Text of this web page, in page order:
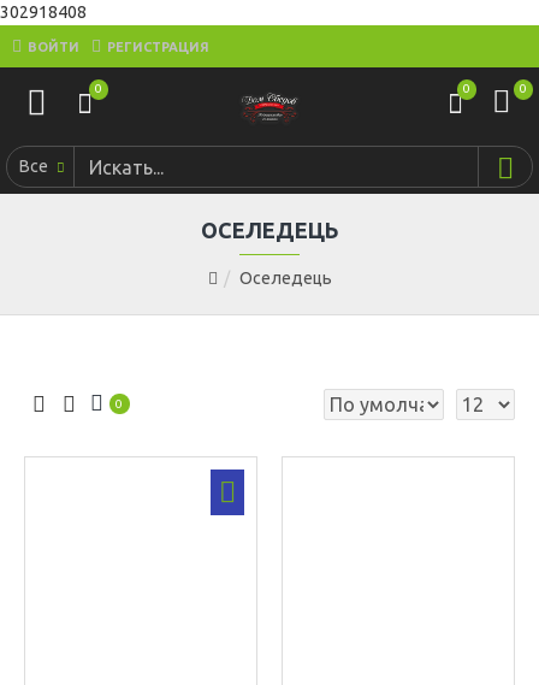
302918408
ВОЙТИ РЕГИСТРАЦИЯ
0 0 0
Все
Оселедець
ОСЕЛЕДЕЦЬ
0